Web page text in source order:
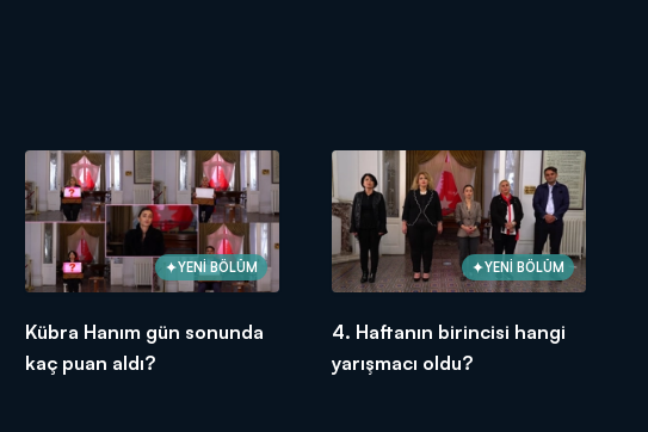
YENİ BÖLÜM
Kübra Hanım gün sonunda
kaç puan aldı?
YENİ BÖLÜM
4. Haftanın birincisi hangi
yarışmacı oldu?